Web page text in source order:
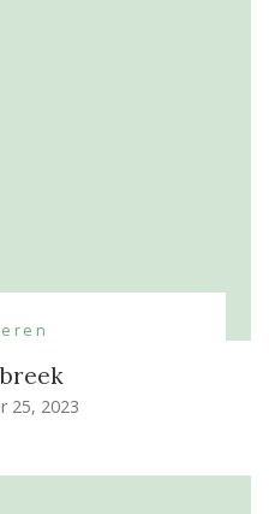
25, 2023